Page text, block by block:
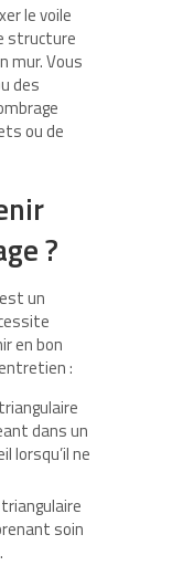
le voile
structure
mur. Vous
des
ou de
?
un
en bon
:
dans un
lorsqu’il ne
soin